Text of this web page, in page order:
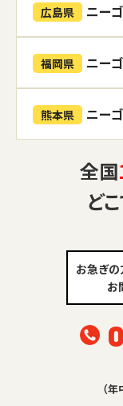
広島県 ニー
福岡県 ニー
熊本県 ニー
全国
ど
お急ぎ
お
（